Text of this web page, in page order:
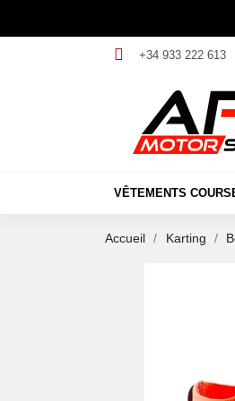
+34 933 222 613
VÊTEMENTS
Accueil Karting